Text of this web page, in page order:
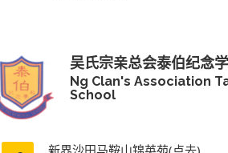
吴氏宗亲总会泰伯纪念
Ng Clan's Association
School
新界沙田马鞍山锦英苑(点去)